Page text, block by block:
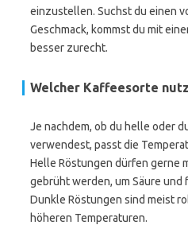
einzustellen. Suchst du einen
Geschmack, kommst du mit
besser zurecht.
Welcher Kaffeesorte
Je nachdem, ob du helle oder
verwendest, passt die
Helle Röstungen dürfen gerne
gebrüht werden, um Säure und
Dunkle Röstungen sind meist
höheren Temperaturen.